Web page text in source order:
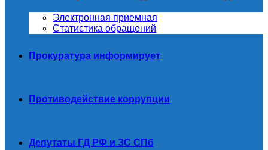
Электронная приемная
Статистика обращений
Прокуратура информирует
Противодействие коррупции
Депутаты ГД РФ и ЗС СПб